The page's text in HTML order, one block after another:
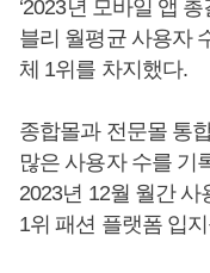
‘2023년 모바일 앱
블리 월평균 사용자
체 1위를 차지했다.
종합몰과 전문몰 통
많은 사용자 수를 기
2023년 12월 월간
1위 패션 플랫폼 입